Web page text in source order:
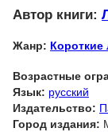
Автор книги:
Жанр:
Возрастные
Язык: русский
Издательство:
Город издания: